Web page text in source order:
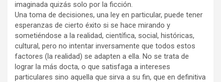
imaginada quizás solo por la ficción.
Una toma de decisiones, una ley en particular, puede tener
esperanzas de cierto éxito si se hace mirando y
sometiéndose a la realidad, científica, social, históricas,
cultural, pero no intentar inversamente que todos estos
factores (la realidad) se adapten a ella. No se trata de
lograr la más docta, o que satisfaga a intereses
particulares sino aquella que sirva a su fin, que en definitiva